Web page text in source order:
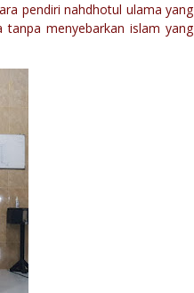
pendiri nahdhotul ulama yang
menyebarkan islam yang